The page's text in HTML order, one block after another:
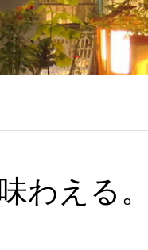
わえる。